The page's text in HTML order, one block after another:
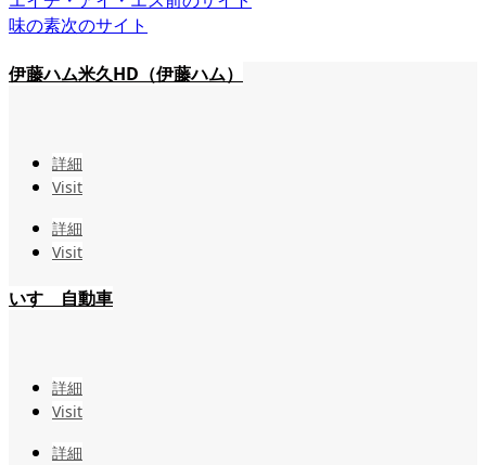
味の素次のサイト
伊藤ハム米久HD（伊藤ハム）
詳細
Visit
詳細
Visit
いすゞ自動車
詳細
Visit
詳細